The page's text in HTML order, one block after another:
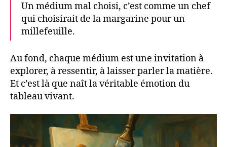
Un médium mal choisi, c’est comme un chef
qui choisirait de la margarine pour un
millefeuille.
Au fond, chaque médium est une invitation à
explorer, à ressentir, à laisser parler la matière.
Et c’est là que naît la véritable émotion du
tableau vivant.